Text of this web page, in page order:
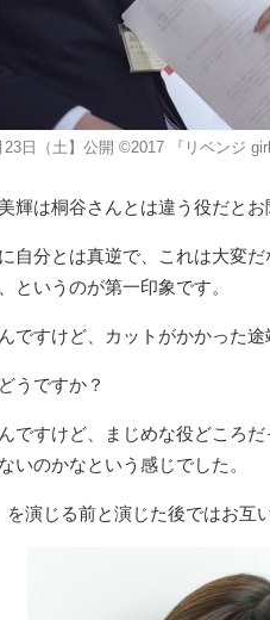
23日（土】公開 ©2017 『リベンジ
輝は桐谷さんとは違う役だと
自分とは真逆で、これは大変
というのが第一印象です。
ですけど、カットがかかった途
うですか？
ですけど、まじめな役どころ
いのかなという感じでした。
を演じる前と演じた後ではお互